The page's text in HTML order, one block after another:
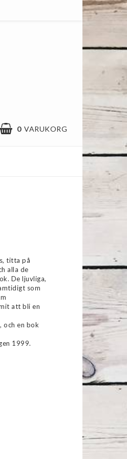
0 VARUKORG
titta på
alla de
De ljuvliga,
som
att bli en
och en bok
1999.